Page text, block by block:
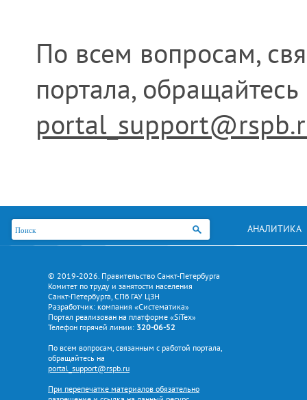
По всем вопросам,
портала, обращайтесь
АНАЛИТИКА
© 2019-2026. Правительство Санкт-Петербурга
Комитет по труду и занятости населения
Санкт-Петербурга, СПб ГАУ ЦЗН
Разработчик: компания «Систематика»
Портал реализован на платформе «SiTex»
Телефон горячей линии: 320-06-52
По всем вопросам, связанным с работой портала,
обращайтесь на
portal_support@rspb.ru
При перепечатке материалов обязательно